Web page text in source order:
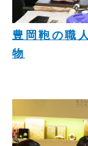
豊岡鞄の職
物